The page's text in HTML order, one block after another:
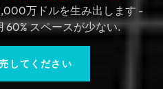
万ドルを生み出します -
60% スペースが少ない.
してください